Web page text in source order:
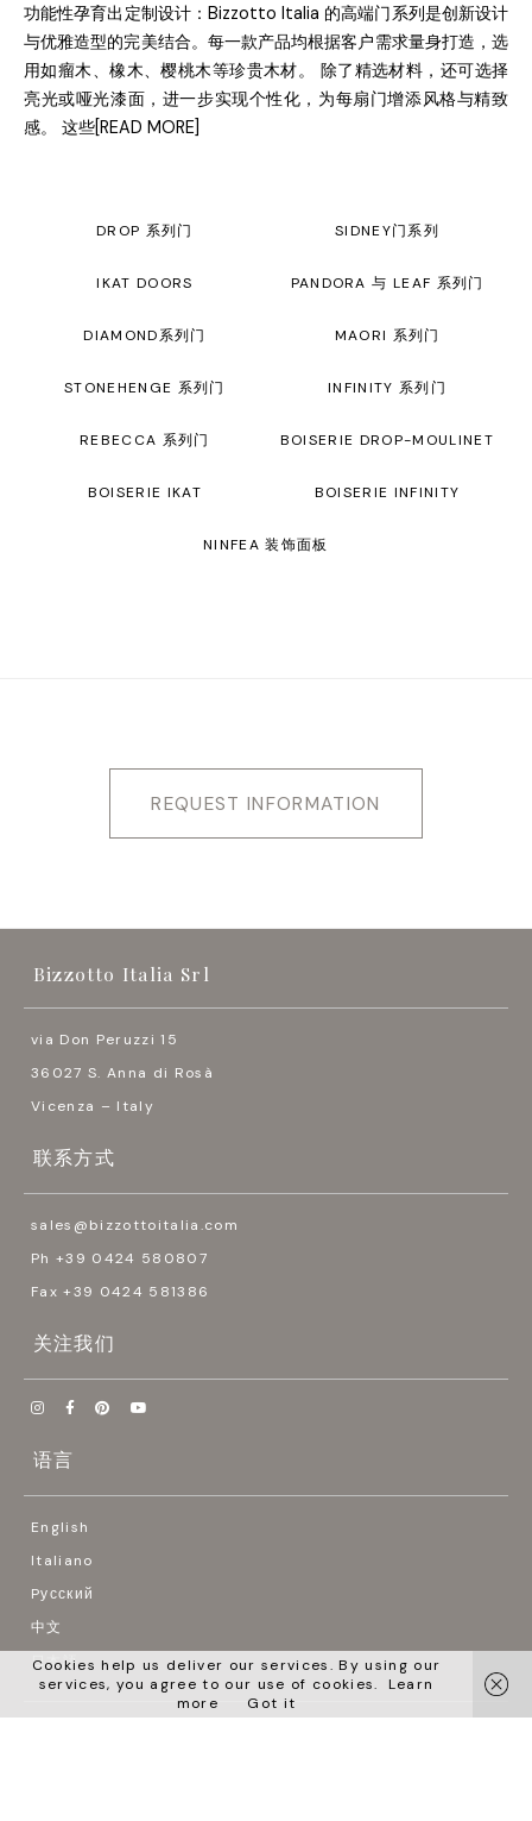
功能性孕育出定制设计： Bizzotto Italia 的高端门系列是创新设计
与优雅造型的完美结合。每一款产品均根据客户需求量身打造，选
用如瘤木、橡木、樱桃木等珍贵木材。 除了精选材料， 还可选择
亮光或哑光漆面， 进一步实现个性化， 为每扇门增添风格与精致
感。 这些[READ MORE]
DROP 系列门 SIDNEY门系列
IKAT DOORS PANDORA 与 LEAF 系列门
DIAMOND系列门 MAORI 系列门
STONEHENGE 系列门 INFINITY 系列门
REBECCA 系列门 BOISERIE DROP-MOULINET
BOISERIE IKAT BOISERIE INFINITY
NINFEA 装饰面板
REQUEST INFORMATION
Bizzotto Italia Srl
via Don Peruzzi 15
36027 S. Anna di Rosà
Vicenza – Italy
联系方式
sales@bizzottoitalia.com
Ph +39 0424 580807
Fax +39 0424 581386
关注我们
   
语言
English
Italiano
Pусский
中文
日本語
Cookies help us deliver our services. By using our
services, you agree to our use of cookies.
Learn
more
Got it